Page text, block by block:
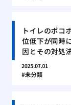
トイレのポコ
位低下が同時
因とその対処
2025.07.01
未分類